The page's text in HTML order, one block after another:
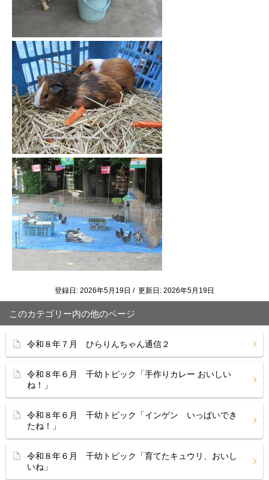
登録日: 2026年5月19日 / 更新日: 2026年5月19日
このカテゴリー内の他のページ
令和８年７月 ひらりんちゃん通信２
令和８年６月 千幼トピック「手作りカレー おいしい
ね！」
令和８年６月 千幼トピック「インゲン いっぱいでき
たね！」
令和８年６月 千幼トピック「育てたキュウリ、おいし
いね」